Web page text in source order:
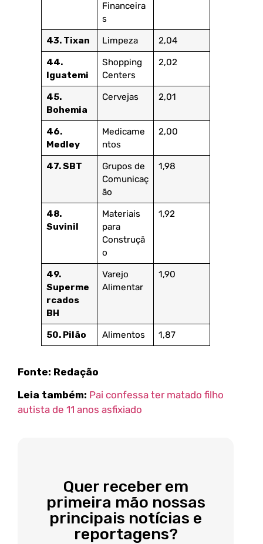
Financeira
s
43. Tixan Limpeza 2,04
44.
Iguatemi
Shopping
Centers
2,02
45.
Bohemia
Cervejas 2,01
46.
Medley
Medicame
ntos
2,00
47. SBT
Grupos de
Comunicaç
ão
1,98
48.
Suvinil
Materiais
para
Construçã
o
1,92
49.
Superme
rcados
BH
Varejo
Alimentar
1,90
50. Pilão Alimentos 1,87
Fonte: Redação
Leia também: Pai confessa ter matado filho
autista de 11 anos asfixiado
Quer receber em
primeira mão nossas
principais notícias e
reportagens?